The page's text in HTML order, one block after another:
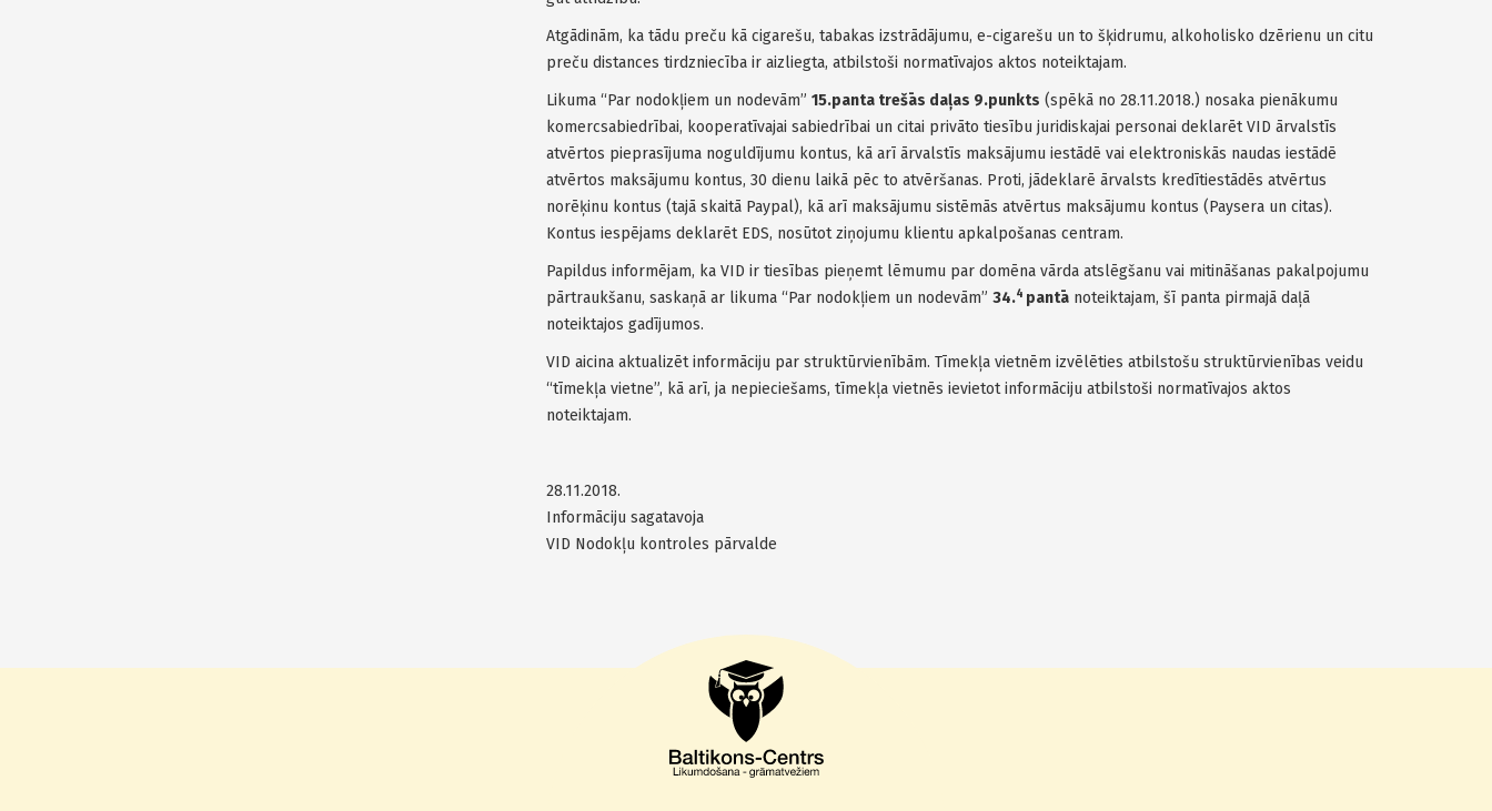
Atgādinām, ka tādu preču kā cigarešu, tabakas izstrādājumu, e-cigarešu un to šķidrumu, alkoholisko dzērienu un citu
preču distances tirdzniecība ir aizliegta, atbilstoši normatīvajos aktos noteiktajam.
Likuma “Par nodokļiem un nodevām” 15.panta trešās daļas 9.punkts (spēkā no 28.11.2018.) nosaka pienākumu
komercsabiedrībai, kooperatīvajai sabiedrībai un citai privāto tiesību juridiskajai personai deklarēt VID ārvalstīs
atvērtos pieprasījuma noguldījumu kontus, kā arī ārvalstīs maksājumu iestādē vai elektroniskās naudas iestādē
atvērtos maksājumu kontus, 30 dienu laikā pēc to atvēršanas. Proti, jādeklarē ārvalsts kredītiestādēs atvērtus
norēķinu kontus (tajā skaitā Paypal), kā arī maksājumu sistēmās atvērtus maksājumu kontus (Paysera un citas).
Kontus iespējams deklarēt EDS, nosūtot ziņojumu klientu apkalpošanas centram.
Papildus informējam, ka VID ir tiesības pieņemt lēmumu par domēna vārda atslēgšanu vai mitināšanas pakalpojumu
pārtraukšanu, saskaņā ar likuma “Par nodokļiem un nodevām” 34.4 pantā noteiktajam, šī panta pirmajā daļā
noteiktajos gadījumos.
VID aicina aktualizēt informāciju par struktūrvienībām. Tīmekļa vietnēm izvēlēties atbilstošu struktūrvienības veidu
“tīmekļa vietne”, kā arī, ja nepieciešams, tīmekļa vietnēs ievietot informāciju atbilstoši normatīvajos aktos
noteiktajam.
28.11.2018.
Informāciju sagatavoja
VID Nodokļu kontroles pārvalde